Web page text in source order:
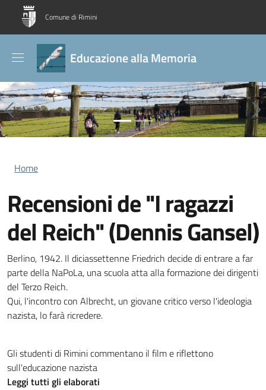
Salta al contenuto principale
Skip to footer content
Comune di Rimini
Educazione alla Memoria
Previous
Briciole di pane
Home
Recensioni de "I ragazzi
del Reich" (Dennis Gansel)
Berlino, 1942. Il diciassettenne Friedrich decide di entrare a far
parte della NaPoLa, una scuola atta alla formazione dei dirigenti
del Terzo Reich.
Qui, l'incontro con Albrecht, un giovane critico verso l'ideologia
nazista, lo farà ricredere.
Gli studenti di Rimini commentano il film e riflettono
sull'educazione nazista
Leggi tutti gli elaborati